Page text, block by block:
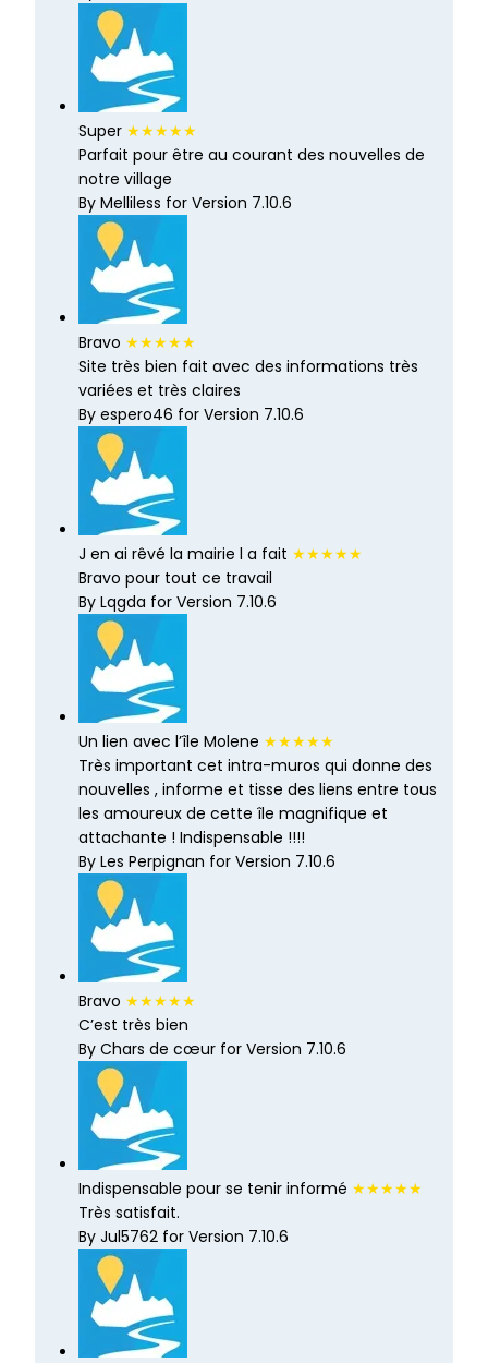
Super ★★★★★
Parfait pour être au courant des nouvelles de
notre village
By Melliless for Version 7.10.6
Bravo ★★★★★
Site très bien fait avec des informations très
variées et très claires
By espero46 for Version 7.10.6
J en ai rêvé la mairie l a fait ★★★★★
Bravo pour tout ce travail
By Lqgda for Version 7.10.6
Un lien avec l’île Molene ★★★★★
Très important cet intra-muros qui donne des
nouvelles , informe et tisse des liens entre tous
les amoureux de cette île magnifique et
attachante ! Indispensable !!!!
By Les Perpignan for Version 7.10.6
Bravo ★★★★★
C’est très bien
By Chars de cœur for Version 7.10.6
Indispensable pour se tenir informé ★★★★★
Très satisfait.
By Jul5762 for Version 7.10.6